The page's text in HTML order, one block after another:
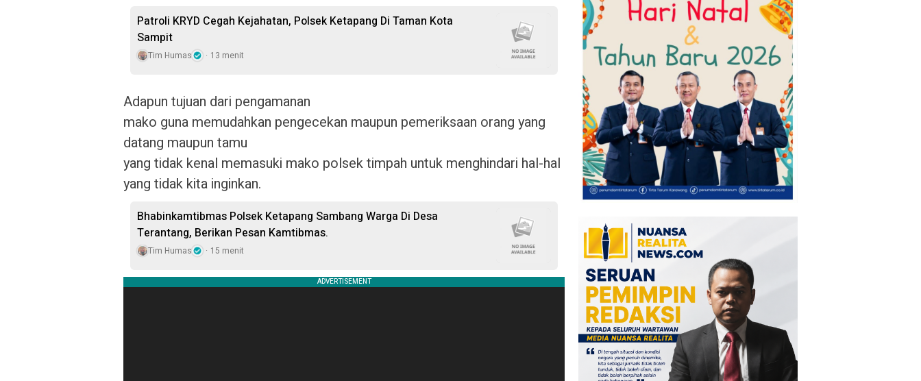
‎Patroli KRYD Cegah Kejahatan, Polsek Ketapang Di Taman Kota
Sampit
Tim Humas 13 menit
Adapun tujuan dari pengamanan
mako guna memudahkan pengecekan maupun pemeriksaan orang yang
datang maupun tamu
yang tidak kenal memasuki mako polsek timpah untuk menghindari hal-hal
yang tidak kita inginkan.
‎Bhabinkamtibmas Polsek Ketapang Sambang Warga Di Desa
Terantang, Berikan Pesan Kamtibmas. ‎
Tim Humas 15 menit